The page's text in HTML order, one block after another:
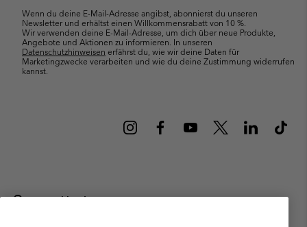
Wenn du deine E-Mail-Adresse angibst, abonnierst du unseren
Newsletter und erhältst einen Willkommensrabatt von 10 %.
Wir verwenden deine E-Mail-Adresse, um dich über neue Produkte,
Angebote und Aktionen zu informieren. In unseren
Datenschutzhinweisen erfährst du, wie wir deine Daten für
Marketingzwecke verarbeiten und wie du deine Zustimmung widerrufen
kannst.
Deutschland